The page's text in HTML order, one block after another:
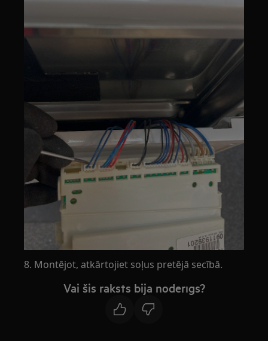
8. Montējot, atkārtojiet soļus pretējā secībā.
Vai šis raksts bija noderīgs?